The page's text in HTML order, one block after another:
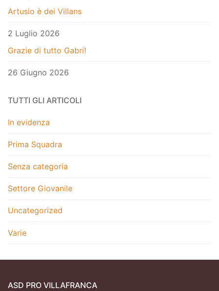
Artusio è dei Villans
2 Luglio 2026
Grazie di tutto Gabri!
26 Giugno 2026
TUTTI GLI ARTICOLI
In evidenza
Prima Squadra
Senza categoria
Settore Giovanile
Uncategorized
Varie
ASD PRO VILLAFRANCA